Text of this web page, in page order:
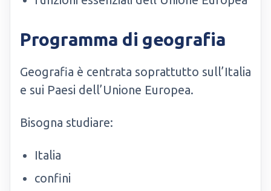
Programma di geografia
Geografia è centrata soprattutto sull’Italia
e sui Paesi dell’Unione Europea.
Bisogna studiare:
Italia
confini